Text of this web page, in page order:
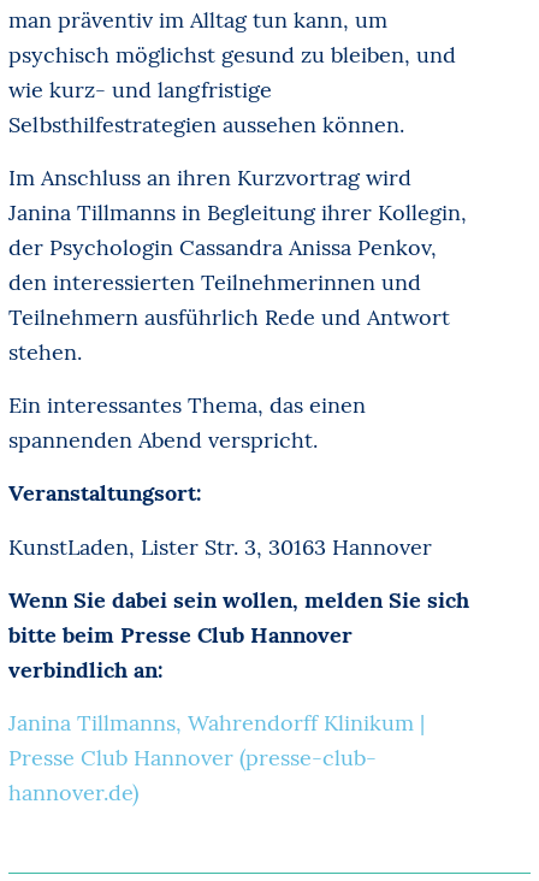
man präventiv im Alltag tun kann, um
psychisch möglichst gesund zu bleiben, und
wie kurz- und langfristige
Selbsthilfestrategien aussehen können.
Im Anschluss an ihren Kurzvortrag wird
Janina Tillmanns in Begleitung ihrer Kollegin,
der Psychologin Cassandra Anissa Penkov,
den interessierten Teilnehmerinnen und
Teilnehmern ausführlich Rede und Antwort
stehen.
Ein interessantes Thema, das einen
spannenden Abend verspricht.
Veranstaltungsort:
KunstLaden, Lister Str. 3, 30163 Hannover
Wenn Sie dabei sein wollen, melden Sie sich
bitte beim Presse Club Hannover
verbindlich an:
Janina Tillmanns, Wahrendorff Klinikum |
Presse Club Hannover (presse-club-
hannover.de)